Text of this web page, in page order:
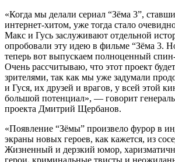
«Когда мы делали сериал “Зёма 3”,
интернет-хитом, уже тогда стало
Макс и Гусь заслуживают отдельной
опробовали эту идею в фильме “Зёма 3.
теперь вот выпускаем полноценный
Очень рассчитываю, что этот проект
зрителями, так как мы уже задумали
и Гуся, их друзей и врагов, у всей этой
большой потенциал», — говорит
проекта Дмитрий Щербанов.
«Появление “Зёмы” произвело фурор в
экраны новых героев, как кажется, из
Жизненный и дерзкий юмор,
герои, криминальные твисты и